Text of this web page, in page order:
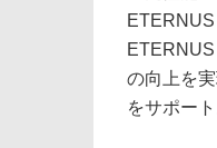
の向上を
をサポー